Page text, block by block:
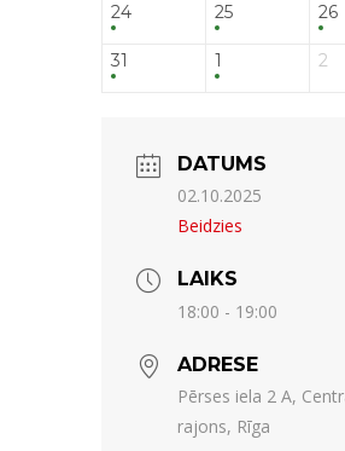
24 25 26
31 1 2
DATUMS
02.10.2025
Beidzies
LAIKS
18:00 - 19:00
ADRESE
Pērses iela 2 A,
rajons, Rīga